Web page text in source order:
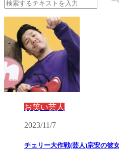
お笑い芸人
2023/11/7
チェリー大作戦(芸人)宗安の彼